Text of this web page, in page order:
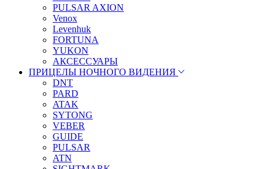
PULSAR AXION
Venox
Levenhuk
FORTUNA
YUKON
АКСЕССУАРЫ
ПРИЦЕЛЫ НОЧНОГО ВИДЕНИЯ
DNT
PARD
ATAK
SYTONG
VEBER
GUIDE
PULSAR
ATN